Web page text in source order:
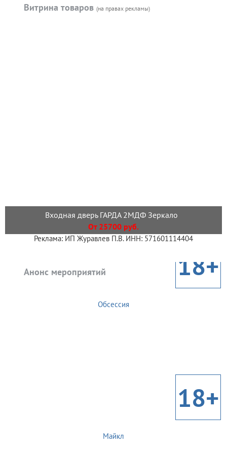
Витрина товаров (на правах рекламы)
Входная дверь ГАРДА 2МДФ Зеркало
От 25700 руб.
Реклама: ИП Журавлев П.В. ИНН: 571601114404
Анонс мероприятий 18+
Обсессия
18+
Майкл